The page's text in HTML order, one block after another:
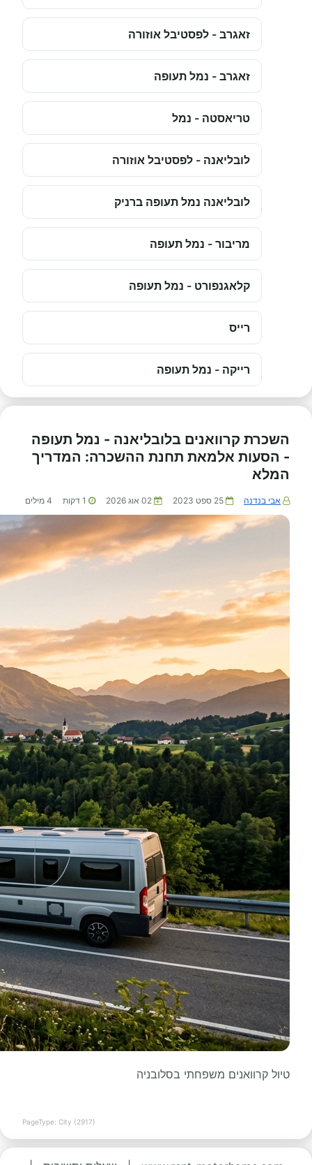
זאגרב - לפסטיבל אוזורה
זאגרב - נמל תעופה
טריאסטה - נמל
לובליאנה - לפסטיבל אוזורה
לובליאנה נמל תעופה ברניק
מריבור - נמל תעופה
קלאגנפורט - נמל תעופה
רייס
רייקה - נמל תעופה
השכרת קרוואנים בלובליאנה - נמל תעופה
- הסעות אלמאת תחנת ההשכרה: המדריך
המלא
אבי בנדנה 25 ספט 2023 02 אוג 2026 1 דקות 4 מילים
טיול קרוואנים משפחתי בסלובניה
PageType: City (2917)